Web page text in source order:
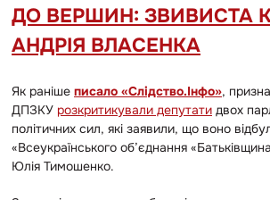
ДО ВЕРШИН: ЗВИВИСТА
АНДРІЯ ВЛАСЕНКА
Як раніше писало «Слідство.Інфо»,
ДПЗКУ розкритикували депутати двох
політичних сил, які заявили, що воно
«Всеукраїнського об’єднання
Юлія Тимошенко.